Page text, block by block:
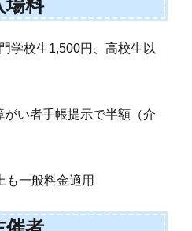
場料
学校生1,500円、高校生以
い者手帳提示で半額（介
一般料金適用